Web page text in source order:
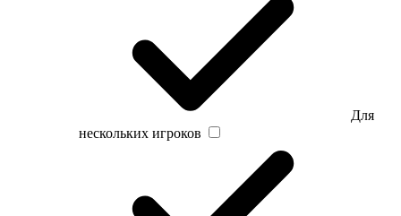
Для
нескольких игроков